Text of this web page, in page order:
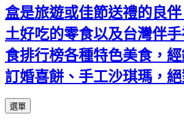
盒是旅遊或佳節送禮的良
土好吃的零食以及台灣伴
食排行榜各種特色美食，
訂婚喜餅、手工沙琪瑪，絕
選單